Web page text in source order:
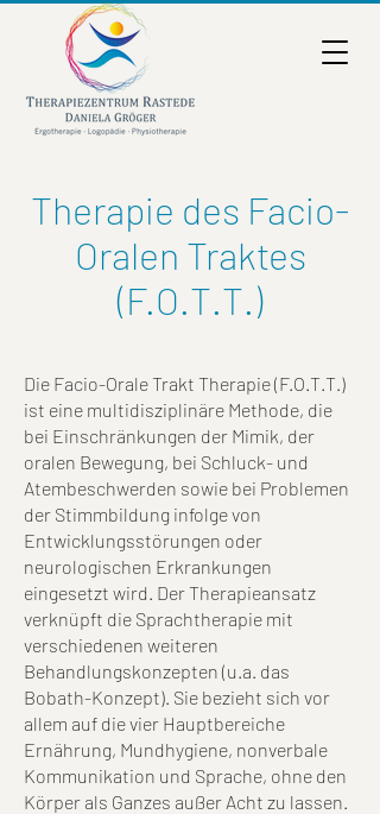
Therapie des Facio-
Oralen Traktes
(F.O.T.T.)
Die Facio-Orale Trakt Therapie (F.O.T.T.)
ist eine multidisziplinäre Methode, die
bei Einschränkungen der Mimik, der
oralen Bewegung, bei Schluck- und
Atembeschwerden sowie bei Problemen
der Stimmbildung infolge von
Entwicklungsstörungen oder
neurologischen Erkrankungen
eingesetzt wird. Der Therapieansatz
verknüpft die Sprachtherapie mit
verschiedenen weiteren
Behandlungskonzepten (u.a. das
Bobath-Konzept). Sie bezieht sich vor
allem auf die vier Hauptbereiche
Ernährung, Mundhygiene, nonverbale
Kommunikation und Sprache, ohne den
Körper als Ganzes außer Acht zu lassen.